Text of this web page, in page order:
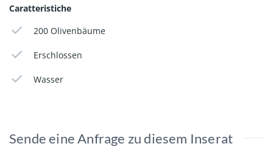
Caratteristiche
200 Olivenbäume
Erschlossen
Wasser
Sende eine Anfrage zu diesem Inserat